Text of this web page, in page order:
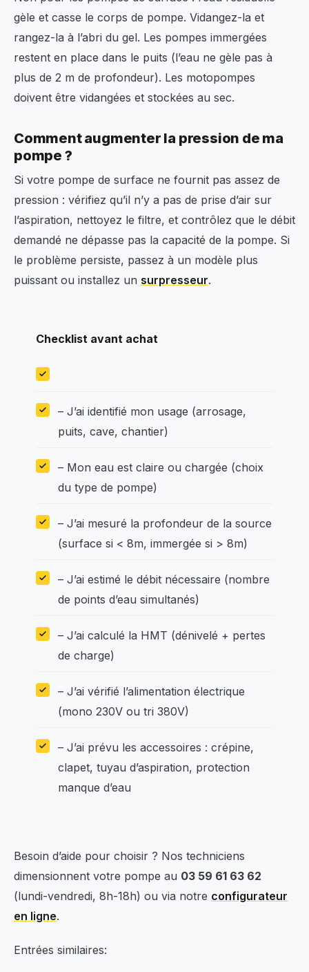
gèle et casse le corps de pompe. Vidangez-la et
rangez-la à l’abri du gel. Les pompes immergées
restent en place dans le puits (l’eau ne gèle pas à
plus de 2 m de profondeur). Les motopompes
doivent être vidangées et stockées au sec.
Comment augmenter la pression de ma
pompe ?
Si votre pompe de surface ne fournit pas assez de
pression : vérifiez qu’il n’y a pas de prise d’air sur
l’aspiration, nettoyez le filtre, et contrôlez que le débit
demandé ne dépasse pas la capacité de la pompe. Si
le problème persiste, passez à un modèle plus
puissant ou installez un surpresseur.
Checklist avant achat
– J’ai identifié mon usage (arrosage,
puits, cave, chantier)
– Mon eau est claire ou chargée (choix
du type de pompe)
– J’ai mesuré la profondeur de la source
(surface si < 8m, immergée si > 8m)
– J’ai estimé le débit nécessaire (nombre
de points d’eau simultanés)
– J’ai calculé la HMT (dénivelé + pertes
de charge)
– J’ai vérifié l’alimentation électrique
(mono 230V ou tri 380V)
– J’ai prévu les accessoires : crépine,
clapet, tuyau d’aspiration, protection
manque d’eau
Besoin d’aide pour choisir ? Nos techniciens
dimensionnent votre pompe au 03 59 61 63 62
(lundi-vendredi, 8h-18h) ou via notre configurateur
en ligne.
Entrées similaires: